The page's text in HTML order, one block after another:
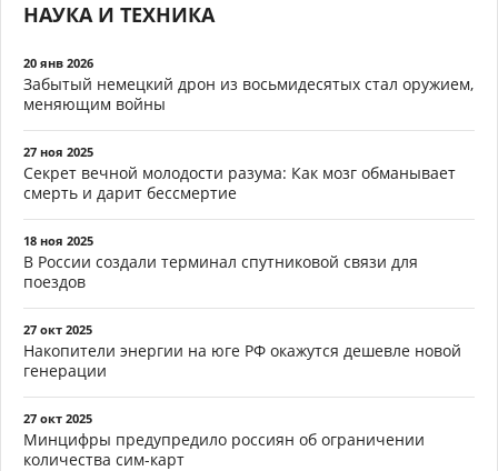
НАУКА И ТЕХНИКА
20 янв 2026
Забытый немецкий дрон из восьмидесятых стал оружием,
меняющим войны
27 ноя 2025
Секрет вечной молодости разума: Как мозг обманывает
смерть и дарит бессмертие
18 ноя 2025
В России создали терминал спутниковой связи для
поездов
27 окт 2025
Накопители энергии на юге РФ окажутся дешевле новой
генерации
27 окт 2025
Минцифры предупредило россиян об ограничении
количества сим-карт